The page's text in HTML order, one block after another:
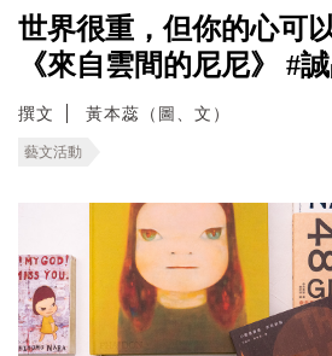
世界很重，但你的心可
《來自雲間的尼尼》 #
撰文 黃本蕊（圖、文）
藝文活動